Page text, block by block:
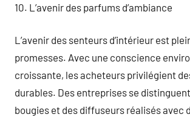
10. L’avenir des parfums d’ambiance
L’avenir des senteurs d’intérieur est
promesses. Avec une conscience
croissante, les acheteurs privilégient
durables. Des entreprises se
bougies et des diffuseurs réalisés avec